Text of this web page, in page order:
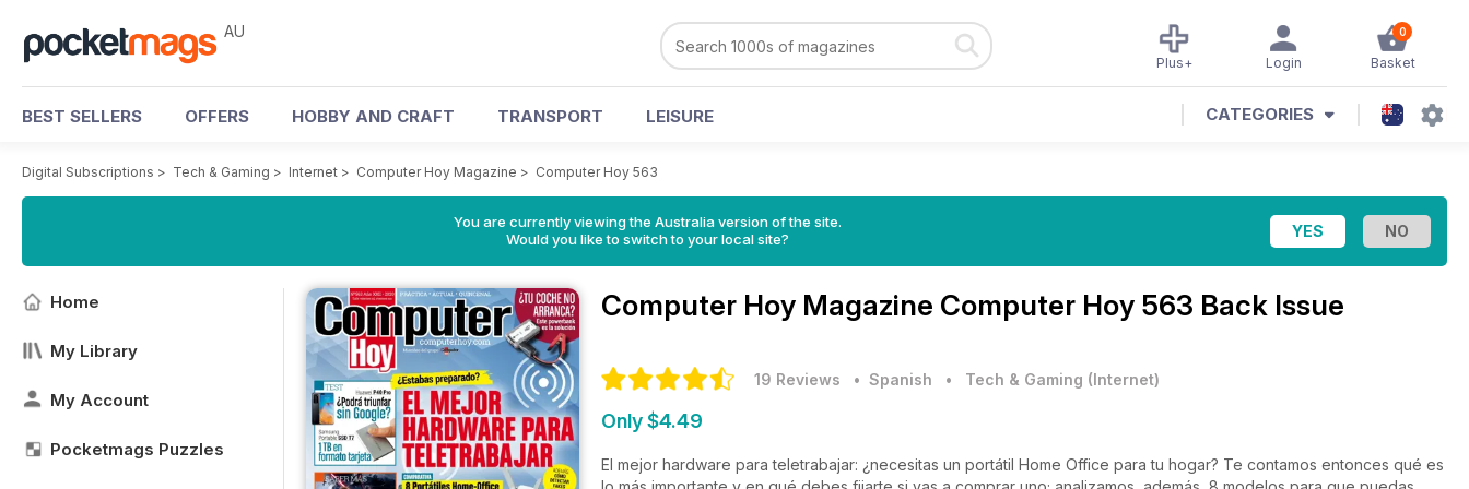
AU 0
Basket
Login
Plus+
BEST SELLERS OFFERS HOBBY AND CRAFT TRANSPORT LEISURE CATEGORIES
Digital Subscriptions > Tech & Gaming > Internet > Computer Hoy Magazine > Computer Hoy 563
You are currently viewing the Australia version of the site.
Would you like to switch to your local site?
Home
My Library
My Account
Pocketmags Puzzles
Computer Hoy Magazine Computer Hoy 563 Back Issue
19 Reviews • Spanish • Tech & Gaming (Internet)
Only $4.49
El mejor hardware para teletrabajar: ¿necesitas un portátil Home Office para tu hogar? Te contamos entonces qué es